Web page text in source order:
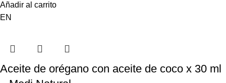
Añadir al carrito
EN
Aceite de orégano con aceite de coco x 30 ml